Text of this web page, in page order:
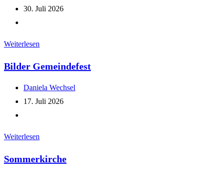
Autor:
Beitrag
30. Juli 2026
Weiterlesen
Bilder Gemeindefest
Beitrags-
Autor:
Daniela Wechsel
Beitrag
17. Juli 2026
Weiterlesen
Sommerkirche